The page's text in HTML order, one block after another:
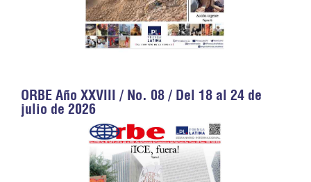
ORBE Año XXVIII / No. 08 / Del 18 al 24 de
julio de 2026